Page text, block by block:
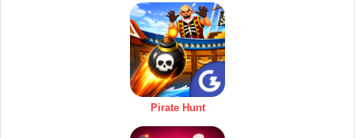
Pirate Hunt